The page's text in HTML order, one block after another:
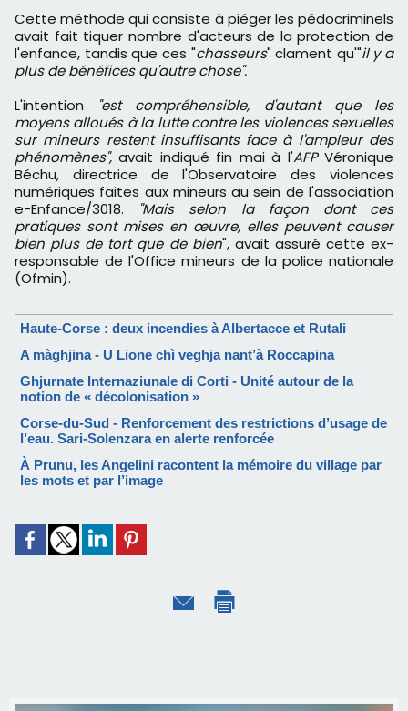
Cette méthode qui consiste à piéger les pédocriminels
avait fait tiquer nombre d'acteurs de la protection de
l'enfance, tandis que ces "chasseurs" clament qu'"il y a
plus de bénéfices qu'autre chose".
L'intention
"est compréhensible, d'autant que les
moyens alloués à la lutte contre les violences sexuelles
sur mineurs restent insuffisants face à l'ampleur des
phénomènes",avait indiqué fin mai à l'AFPVéronique
Béchu, directrice de l'Observatoire des violences
numériques faites aux mineurs au sein de l'association
e-Enfance/3018.
"Mais selon la façon dont ces
pratiques sont mises en œuvre, elles peuvent causer
bien plus de tort que de bien", avait assuré cette ex-
responsable de l'Office mineurs de la police nationale
(Ofmin).
Haute-Corse : deux incendies à Albertacce et Rutali
A màghjina - U Lione chì veghja nant’à Roccapina
Ghjurnate Internaziunale di Corti - Unité autour de la
notion de « décolonisation »
Corse-du-Sud - Renforcement des restrictions d’usage de
l’eau. Sari-Solenzara en alerte renforcée
À Prunu, les Angelini racontent la mémoire du village par
les mots et par l’image